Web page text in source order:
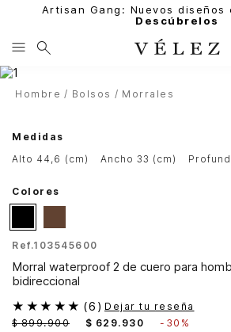
Artisan Gang: Nuevos diseños
Descúbrelos
Hombre Bolsos Morrales
Medidas
alto 44,6 (cm)
ancho 33 (cm)
Colores
Ref.103545600
Morral waterproof 2 de cuero para
bidireccional
★ ★ ★ ★ ★ (6 ) Dejar tu reseña
$ 899.900 $ 629. 930 - 30%